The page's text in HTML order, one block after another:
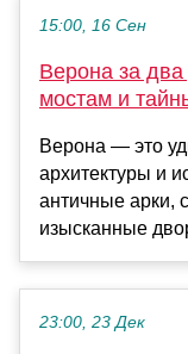
15:00, 16 Сен
Верона за
мостам и
Верона — это
архитектуры и
античные арки,
изысканные
23:00, 23 Дек